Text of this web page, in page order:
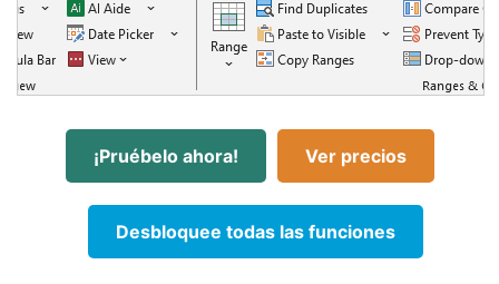
¡Pruébelo ahora! Ver precios
Desbloquee todas las funciones